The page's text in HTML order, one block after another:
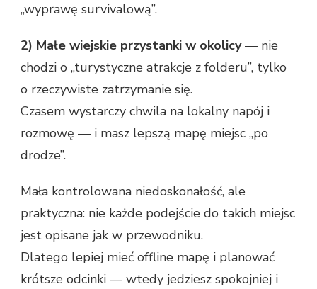
„wyprawę survivalową”.
2) Małe wiejskie przystanki w okolicy— nie
chodzi o „turystyczne atrakcje z folderu”, tylko
o rzeczywiste zatrzymanie się.
Czasem wystarczy chwila na lokalny napój i
rozmowę — i masz lepszą mapę miejsc „po
drodze”.
Mała kontrolowana niedoskonałość, ale
praktyczna: nie każde podejście do takich miejsc
jest opisane jak w przewodniku.
Dlatego lepiej mieć offline mapę i planować
krótsze odcinki — wtedy jedziesz spokojniej i